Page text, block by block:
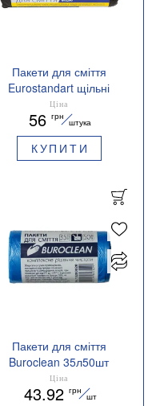
Пакети для сміття
Eurostandart щільні
чорні, 35 л, 50 шт,
BuroClean, 10200016
Ціна
56 грн
штука
КУПИТИ
Пакети для сміття
Buroclean 35л50шт
450x550мм 7мкм ПНТ
HDPE ECO 10200020
Ціна
43.92 грн
шт